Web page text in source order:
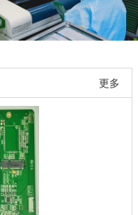
更多